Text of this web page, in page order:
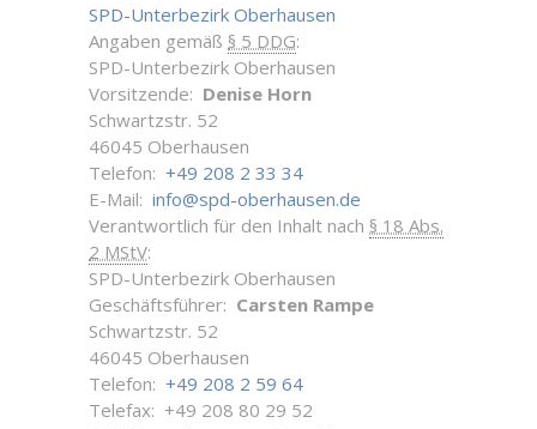
SPD-Unterbezirk Oberhausen
Angaben gemäß § 5 DDG:
SPD-Unterbezirk Oberhausen
Vorsitzende: Denise Horn
Schwartzstr. 52
46045 Oberhausen
Telefon: +49 208 2 33 34
E-Mail: info@spd-oberhausen.de
Verantwortlich für den Inhalt nach § 18 Abs.
2 MStV:
SPD-Unterbezirk Oberhausen
Geschäftsführer: Carsten Rampe
Schwartzstr. 52
46045 Oberhausen
Telefon: +49 208 2 59 64
Telefax: +49 208 80 29 52